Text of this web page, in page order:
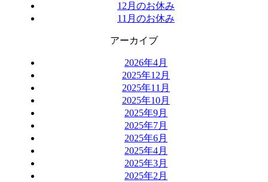
12月のお休み
11月のお休み
アーカイブ
2026年4月
2025年12月
2025年11月
2025年10月
2025年9月
2025年7月
2025年6月
2025年4月
2025年3月
2025年2月